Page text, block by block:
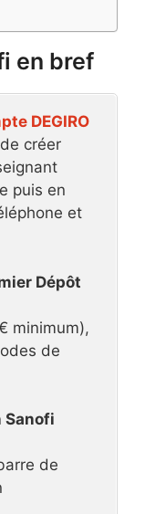
en bref
DEGIRO
créer
puis en
et
Dépôt
minimum),
de
Sanofi
de